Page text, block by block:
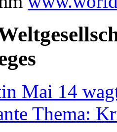
Mai 14
Thema: